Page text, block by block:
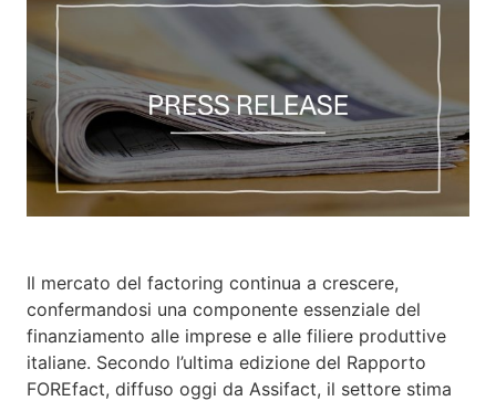
Il mercato del factoring continua a crescere,
confermandosi una componente essenziale del
finanziamento alle imprese e alle filiere produttive
italiane. Secondo l’ultima edizione del Rapporto
FOREfact, diffuso oggi da Assifact, il settore stima